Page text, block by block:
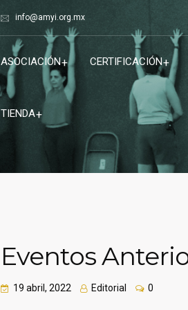
info@amyi.org.mx
ASOCIACIÓN CERTIFICACIÓN
TIENDA
Eventos
19 abril, 2022 Editorial 0